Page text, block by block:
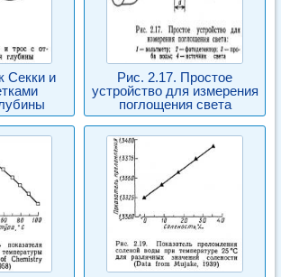
Секки и
Рис. 2.17. Простое
устройство для измерения
поглощения света